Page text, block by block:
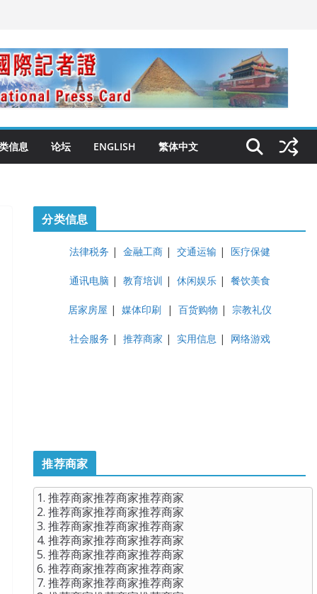
信息 论坛 ENGLISH 繁体中文
分类信息
法律税务 | 金融工商| 交通运输| 医疗保健
通讯电脑 | 教育培训 | 休闲娱乐| 餐饮美食
居家房屋 | 媒体印刷| 百货购物 | 宗教礼仪
社会服务 | 推荐商家 | 实用信息 | 网络游戏
推荐商家